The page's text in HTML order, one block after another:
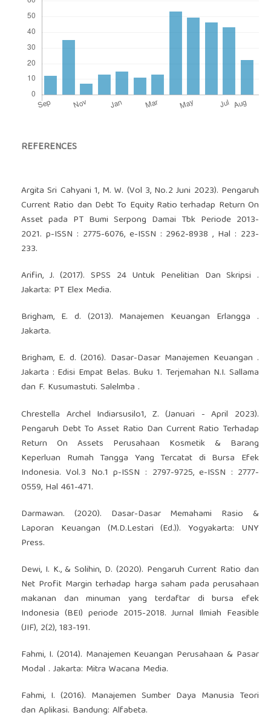
REFERENCES
Argita Sri Cahyani 1, M. W. (Vol 3, No.2 Juni 2023). Pengaruh
Current Ratio dan Debt To Equity Ratio terhadap Return On
Asset pada PT Bumi Serpong Damai Tbk Periode 2013-
2021. p-ISSN : 2775-6076, e-ISSN : 2962-8938 , Hal : 223-
233.
Arifin, J. (2017). SPSS 24 Untuk Penelitian Dan Skripsi .
Jakarta: PT Elex Media.
Brigham, E. d. (2013). Manajemen Keuangan Erlangga .
Jakarta.
Brigham, E. d. (2016). Dasar-Dasar Manajemen Keuangan .
Jakarta : Edisi Empat Belas. Buku 1. Terjemahan N.I. Sallama
dan F. Kusumastuti. Salelmba .
Chrestella Archel Indiarsusilo1, Z. (Januari - April 2023).
Pengaruh Debt To Asset Ratio Dan Current Ratio Terhadap
Return On Assets Perusahaan Kosmetik & Barang
Keperluan Rumah Tangga Yang Tercatat di Bursa Efek
Indonesia. Vol.3 No.1 p-ISSN : 2797-9725, e-ISSN : 2777-
0559, Hal 461-471.
Darmawan. (2020). Dasar-Dasar Memahami Rasio &
Laporan Keuangan (M.D.Lestari (Ed.)). Yogyakarta: UNY
Press.
Dewi, I. K., & Solihin, D. (2020). Pengaruh Current Ratio dan
Net Profit Margin terhadap harga saham pada perusahaan
makanan dan minuman yang terdaftar di bursa efek
Indonesia (BEI) periode 2015-2018. Jurnal Ilmiah Feasible
(JIF), 2(2), 183-191.
Fahmi, I. (2014). Manajemen Keuangan Perusahaan & Pasar
Modal . Jakarta: Mitra Wacana Media.
Fahmi, I. (2016). Manajemen Sumber Daya Manusia Teori
dan Aplikasi. Bandung: Alfabeta.